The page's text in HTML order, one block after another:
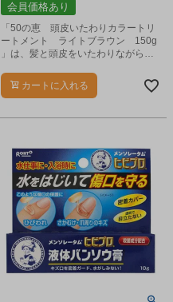
会員価格あり
「50の恵 頭皮いたわりカラートリ
ートメント ライトブラウン 150g
」は、髪と頭皮をいたわりながら、
めるカラートリートメントです。
カートに入れる